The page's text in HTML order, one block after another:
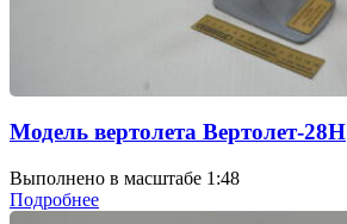
Модель вертолета Вертолет-28Н
Выполнено в масштабе 1:48
Подробнее